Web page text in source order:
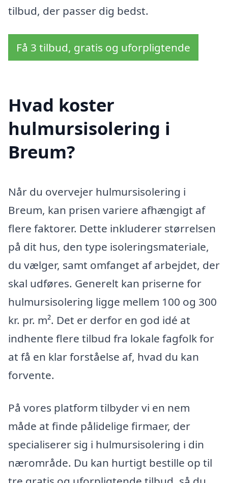
tilbud, der passer dig bedst.
Få 3 tilbud, gratis og uforpligtende
Hvad koster
hulmursisolering i
Breum?
Når du overvejer hulmursisolering i
Breum, kan prisen variere afhængigt af
flere faktorer. Dette inkluderer størrelsen
på dit hus, den type isoleringsmateriale,
du vælger, samt omfanget af arbejdet, der
skal udføres. Generelt kan priserne for
hulmursisolering ligge mellem 100 og 300
kr. pr. m². Det er derfor en god idé at
indhente flere tilbud fra lokale fagfolk for
at få en klar forståelse af, hvad du kan
forvente.
På vores platform tilbyder vi en nem
måde at finde pålidelige firmaer, der
specialiserer sig i hulmursisolering i din
nærområde. Du kan hurtigt bestille op til